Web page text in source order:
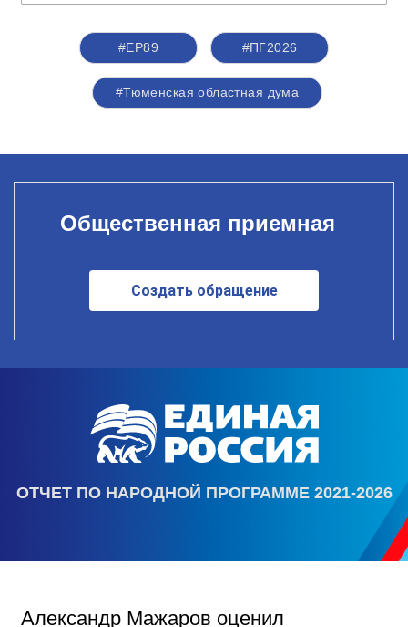
#ЕР89 #ПГ2026
#Тюменская областная дума
Общественная приемная
Создать обращение
ОТЧЕТ ПО НАРОДНОЙ ПРОГРАММЕ 2021-2026
Александр Мажаров оценил